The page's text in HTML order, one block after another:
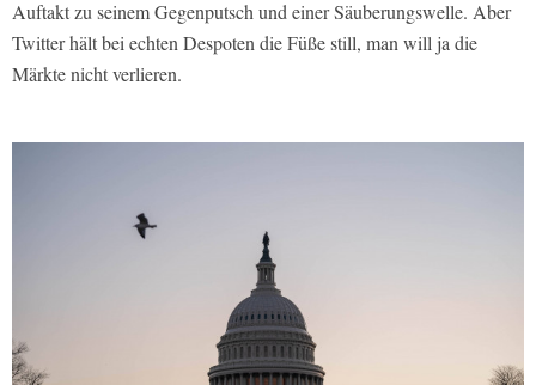
Auftakt zu seinem Gegenputsch und einer Säuberungswelle. Aber
Twitter hält bei echten Despoten die Füße still, man will ja die
Märkte nicht verlieren.